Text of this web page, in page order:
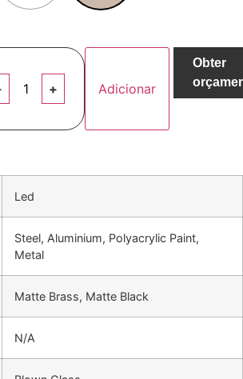
Adicionar
Obter
Led
Steel, Aluminium, Polyacrylic Paint,
Metal
Matte Brass, Matte Black
N/A